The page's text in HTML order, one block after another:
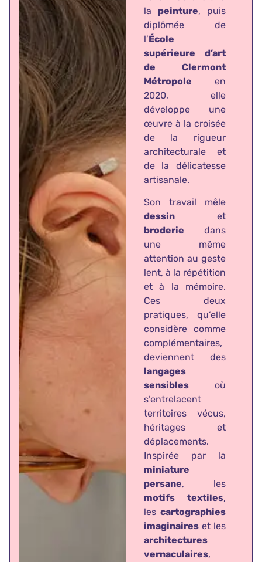
la peinture, puis
diplômée de
l’École
supérieure d’art
de Clermont
Métropole en
2020, elle
développe une
œuvre à la croisée
de la rigueur
architecturale et
de la délicatesse
artisanale.
Son travail mêle
dessinet
broderie dans
une même
attention au geste
lent, à la répétition
et à la mémoire.
Ces deux
pratiques, qu’elle
considère comme
complémentaires,
deviennent des
langages
sensiblesoù
s’entrelacent
territoires vécus,
héritages et
déplacements.
Inspirée par la
miniature
persane, les
motifs textiles,
les cartographies
imaginaireset les
architectures
vernaculaires,